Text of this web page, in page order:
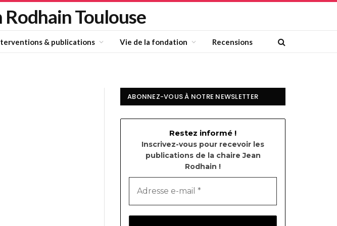
Rodhain Toulouse
& publications Vie de la fondation Recensions
ABONNEZ-VOUS À NOTRE NEWSLETTER
Restez informé !
Inscrivez-vous pour recevoir les
publications de la chaire Jean
Rodhain !